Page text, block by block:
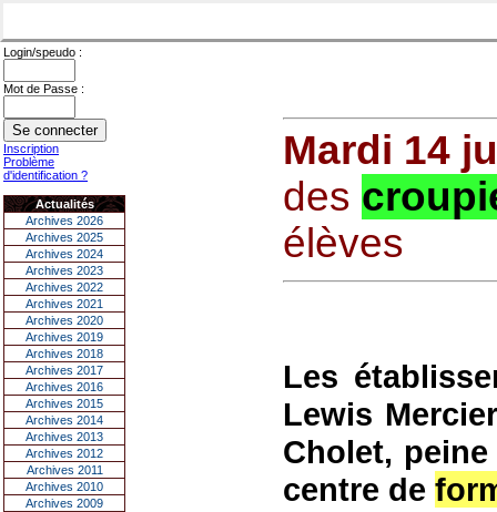
Login/speudo :
Mot de Passe :
Inscription
Problème
d'identification ?
Actualités
Archives 2026
Archives 2025
Archives 2024
Archives 2023
Archives 2022
Archives 2021
Archives 2020
Archives 2019
Archives 2018
Archives 2017
Archives 2016
Archives 2015
Archives 2014
Archives 2013
Archives 2012
Archives 2011
Archives 2010
Archives 2009
Mardi 14
des
élèves
Les
Lewis
Cholet,
centre de